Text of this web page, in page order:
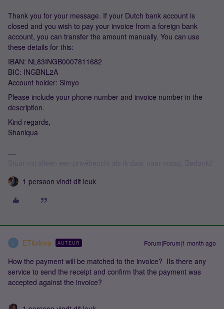
Thank you for your message. If your Dutch bank account is
closed and you wish to pay your invoice from a foreign bank
account, you can transfer the amount manually. You can use
these details for this:
IBAN: NL83INGB0007811682
BIC: INGBNL2A
Account holder: Simyo
Please include your phone number and invoice number in the
description.
Kind regards,
Shaniqua
1 persoon vindt dit leuk
E ETibilova AUTEUR Forum|Forum|1 month ago
How the payment will be matched to the invoice? IIs there any
service to send the receipt and confirm that the payment was
accepted against the invoice?